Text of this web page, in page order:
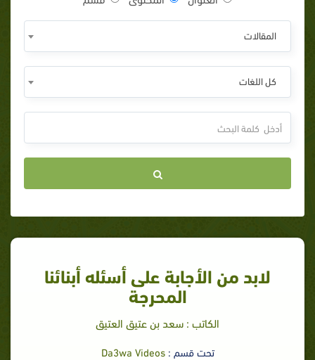
المقالات
كل اللغات
لابد من الأجابة على أسئله أبنائنا
المحرجة
الكاتب : سعد بن عتيق العتيق
تحت قسم :Da3wa Videos